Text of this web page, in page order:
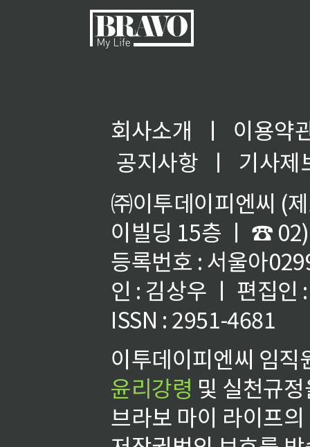
회사소개 ㅣ
이용약
공지사항
ㅣ
기사제
㈜이투데이피엔씨 (
이빌딩 15층 ㅣ ☎
등록번호 : 서울아
인 : 김상우 ㅣ 편집인
ISSN : 2951-4681
이투데이피엔씨 임
윤리강령 및 실천규
브라보 마이 라이프